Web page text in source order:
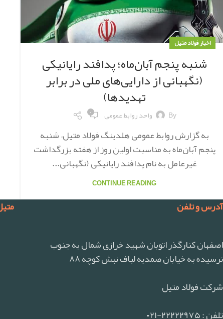
اخبار فولاد متیل
شنبه پنجم آبان‌ماه؛ پدافند رایانیکی
(نگهبانی از دارایی‌های ملی در برابر
تهدیدها)
By واحد روابط عمومی ۰
به گزارش روابط عمومی هلدینگ فولاد متیل، شنبه
پنجم آبان‌ماه به مناسبت اولین روز از هفته بزرگداشت
غیرعامل به نام پدافند رایانیکی (نگهبانی...
CONTINUE READING
آدرس و تلفن
اصفهان کنارگذر اتوبان شهید خرازی شمال به جنوب
نرسیده به خیابان صمدیه لباف نبش کوچه ۸۸
شرکت فولاد متیل
تلفن : ۲۲۲۲۲۹۷۵-۰۲۱